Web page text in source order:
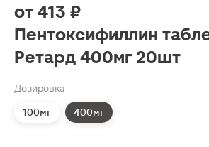
от 413 ₽
Пентоксифиллин
Ретард 400мг 20шт
Дозировка
100мг 400мг